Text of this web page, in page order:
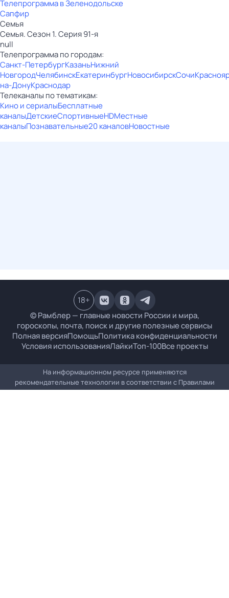
Телепрограмма в Зеленодольске
Сапфир
Семья
Семья. Сезон 1. Серия 91-я
null
Телепрограмма по городам:
Санкт-ПетербургКазаньНижний
НовгородЧелябинскЕкатеринбургНовосибирскСочи
на-ДонуКраснодар
Телеканалы по тематикам:
Кино и сериалыБесплатные
каналыДетскиеСпортивныеHDМестные
каналыПознавательные20 каналовНовостные
© Рамблер — главные новости России и мира,
гороскопы, почта, поиск и другие полезные сервисы
Полная версияПомощьПолитика конфиденциальности
Условия использованияЛайкиТоп-100Все проекты
18+
На информационном ресурсе применяются
рекомендательные технологии в соответствии с Правилами